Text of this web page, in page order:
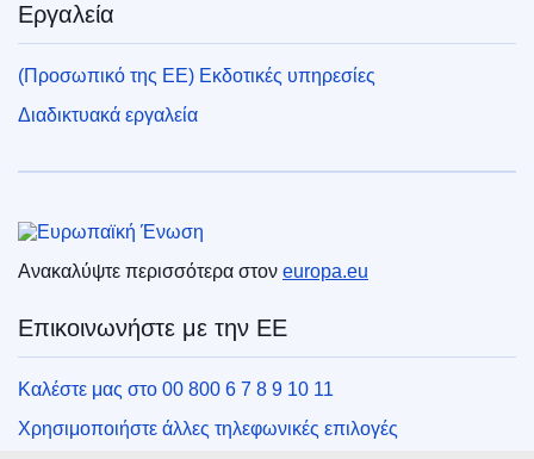
Εργαλεία
(Προσωπικό της ΕΕ) Εκδοτικές υπηρεσίες
Διαδικτυακά εργαλεία
Ευρωπαϊκή Ένωση
Ανακαλύψτε περισσότερα στον europa.eu
Επικοινωνήστε με την ΕΕ
Καλέστε μας στο 00 800 6 7 8 9 10 11
Χρησιμοποιήστε άλλες τηλεφωνικές επιλογές